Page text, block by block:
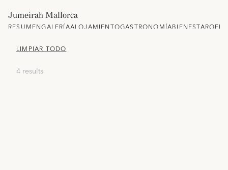
Jumeirah Mallorca
RESUMENGALERÍAALOJAMIENTOGASTRONOMÍABIENESTAR
LIMPIAR TODO
4 results